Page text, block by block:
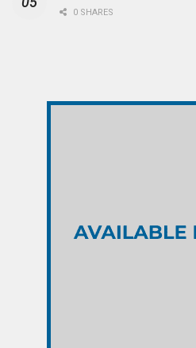
0 SHARES